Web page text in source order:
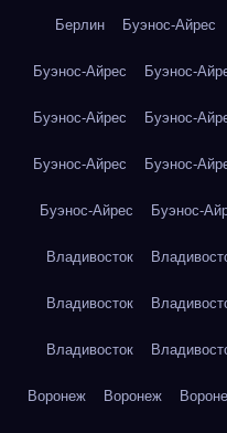
Берлин Буэнос-Айрес
Буэнос-Айрес Буэнос-
Буэнос-Айрес Буэнос-
Буэнос-Айрес Буэнос-
Буэнос-Айрес Буэнос-
Владивосток
Владивосток
Владивосток
Воронеж Воронеж